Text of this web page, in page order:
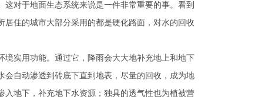
对于地面生态系统来说是一件非常重要的事。看到
住的城市大部分采用的都是硬化路面，对水的回收
实用功能。通过它，降雨会大大地补充地上和地下
自动渗透到砖底下直到地表，尽量的回收，成为地
地下，补充地下水资源；独具的透气性也为植被营